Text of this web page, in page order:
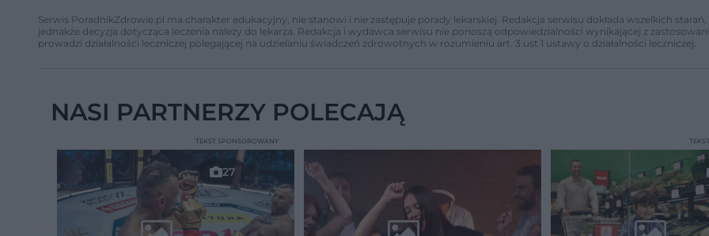
Serwis PoradnikZdrowie.pl ma charakter edukacyjny, nie stanowi i nie zastępuje porady lekarskiej. Redakcja serwisu dokłada wszelkich
jednakże decyzja dotycząca leczenia należy do lekarza. Redakcja i wydawca serwisu nie ponoszą odpowiedzialności wynikającej z
prowadzi działalności leczniczej polegającej na udzielaniu świadczeń zdrowotnych w rozumieniu art. 3 ust 1 ustawy o działalności leczniczej.
NASI PARTNERZY POLECAJĄ
27
TEKST SPONSOROWANY